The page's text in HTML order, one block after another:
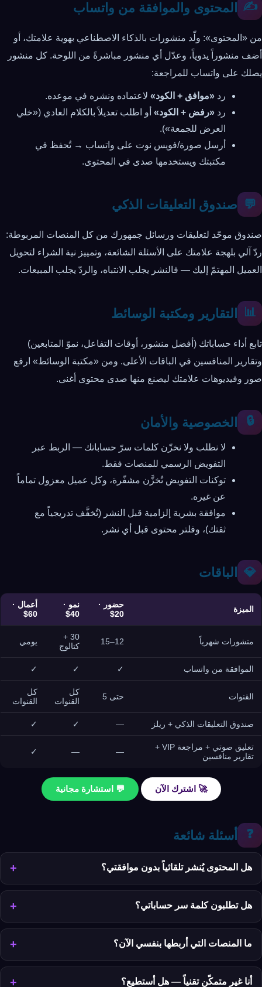
✍️ المحتوى والموافقة من واتساب
من «المحتوى»: ولّد منشورات بالذكاء الاصطناعي بهوية علامتك، أو
أضف منشوراً يدوياً، وعدّل أي منشور مباشرةً من اللوحة. كل منشور
يصلك على واتساب للمراجعة:
رد «موافق + الكود» لاعتماده ونشره في موعده.
رد «رفض + الكود» أو اطلب تعديلاً بالكلام العادي («خلي
العرض للجمعة»).
أرسل صورة/فويس نوت على واتساب → تُحفظ في
مكتبتك ويستخدمها صدى في المحتوى.
💬 صندوق التعليقات الذكي
صندوق موحّد لتعليقات ورسائل جمهورك من كل المنصات المربوطة:
ردّ آلي بلهجة علامتك على الأسئلة الشائعة، وتمييز نية الشراء لتحويل
العميل المهتمّ إليك — فالنشر يجلب الانتباه، والردّ يجلب المبيعات.
📊 التقارير ومكتبة الوسائط
تابع أداء حساباتك (أفضل منشور، أوقات التفاعل، نموّ المتابعين)
وتقارير المنافسين في الباقات الأعلى. ومن «مكتبة الوسائط» ارفع
صور وفيديوهات علامتك ليصنع منها صدى محتوى أغنى.
🔒 الخصوصية والأمان
لا نطلب ولا نخزّن كلمات سرّ حساباتك — الربط عبر
التفويض الرسمي للمنصات فقط.
توكنات التفويض تُخزَّن مشفّرة، وكل عميل معزول تماماً
عن غيره.
موافقة بشرية إلزامية قبل النشر (تُخفَّف تدريجياً مع
ثقتك)، وفلتر محتوى قبل أي نشر.
💎 الباقات
الميزة
حضور ·
20$
نمو ·
40$
أعمال ·
60$
منشورات شهرياً 12–15
30 +
كتالوج
يومي
الموافقة من واتساب ✓
✓
✓
القنوات حتى 5
كل
القنوات
كل
القنوات
صندوق التعليقات الذكي + ريلز —
✓
✓
تعليق صوتي + مراجعة VIP +
تقارير منافسين
—
—
✓
🚀 اشترك الآن 💬 استشارة مجانية
❓ أسئلة شائعة
هل المحتوى يُنشر تلقائياً بدون موافقتي؟
هل تطلبون كلمة سر حساباتي؟
ما المنصات التي أربطها بنفسي الآن؟
أنا غير متمكّن تقنياً — هل أستطيع؟